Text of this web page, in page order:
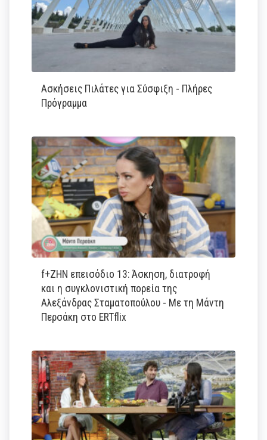
Ασκήσεις Πιλάτες για Σύσφιξη - Πλήρες
Πρόγραμμα
f+ΖΗΝ επεισόδιο 13: Άσκηση, διατροφή
και η συγκλονιστική πορεία της
Αλεξάνδρας Σταματοπούλου - Με τη Μάντη
Περσάκη στο ERTflix